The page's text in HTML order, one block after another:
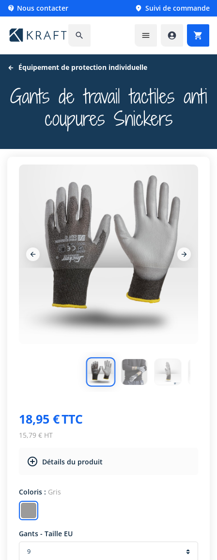
 Nous contacter  Suivi de commande
   
Équipement de protection individuelle
Gants de travail tactiles anti
coupures Snickers
 
 
 
 
18,95 €TTC
15,79 € HT
Détails du produit
Coloris : Gris
Gants - Taille EU